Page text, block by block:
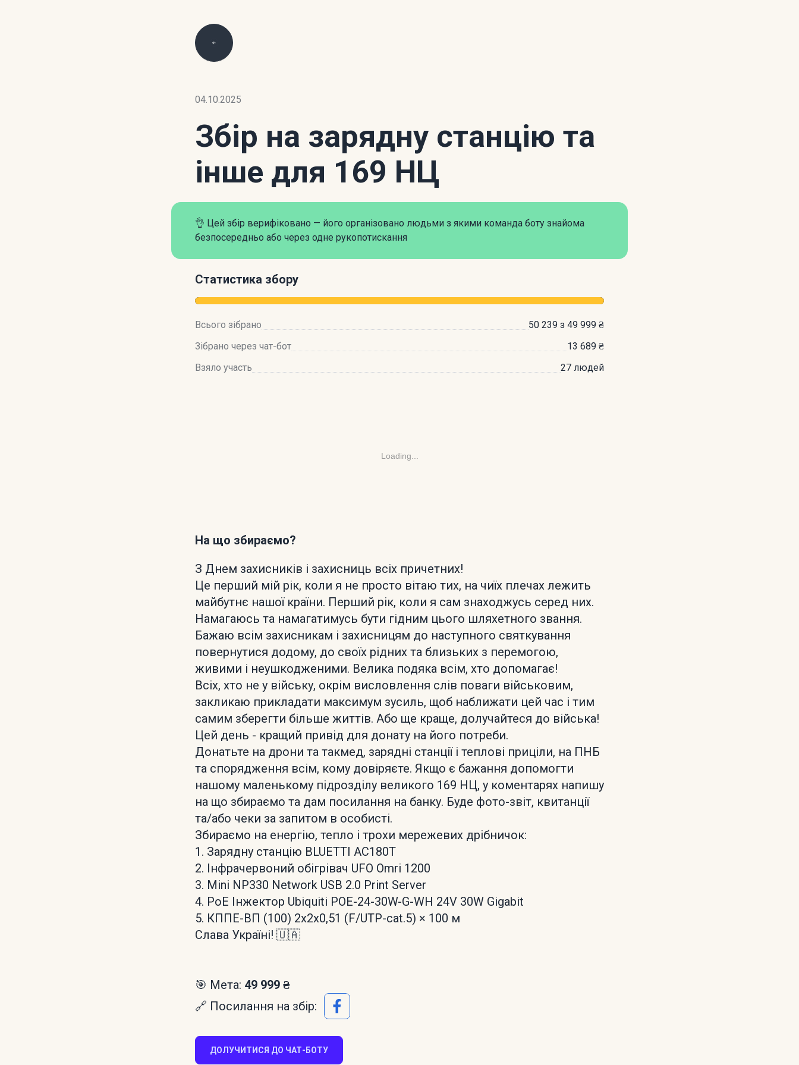
04.10.2025
Збір на зарядну станцію та
інше для 169 НЦ
👌 Цей збір верифіковано — його організовано людьми з якими команда боту знайома
безпосередньо або через одне рукопотискання
Статистика збору
Всього зібрано
50 239 з 49 999 ₴
Зібрано через чат-бот
13 689 ₴
Взяло участь
27 людей
Loading...
На що збираємо?
З Днем захисників і захисниць всіх причетних!
Це перший мій рік, коли я не просто вітаю тих, на чиїх плечах лежить
майбутнє нашої країни. Перший рік, коли я сам знаходжусь серед них.
Намагаюсь та намагатимусь бути гідним цього шляхетного звання.
Бажаю всім захисникам і захисницям до наступного святкування
повернутися додому, до своїх рідних та близьких з перемогою,
живими і неушкодженими. Велика подяка всім, хто допомагає!
Всіх, хто не у війську, окрім висловлення слів поваги військовим,
закликаю прикладати максимум зусиль, щоб наближати цей час і тим
самим зберегти більше життів. Або ще краще, долучайтеся до війська!
Цей день - кращий привід для донату на його потреби.
Донатьте на дрони та такмед, зарядні станції і теплові приціли, на ПНБ
та спорядження всім, кому довіряєте. Якщо є бажання допомогти
нашому маленькому підрозділу великого 169 НЦ, у коментарях напишу
на що збираємо та дам посилання на банку. Буде фото-звіт, квитанції
та/або чеки за запитом в особисті.
Збираємо на енергію, тепло і трохи мережевих дрібничок:
1. Зарядну станцію BLUETTI AC180T
2. Інфрачервоний обігрівач UFO Omri 1200
3. Mini NP330 Network USB 2.0 Print Server
4. PoE Інжектор Ubiquiti POE-24-30W-G-WH 24V 30W Gigabit
5. КППЕ-ВП (100) 2х2х0,51 (F/UTP-cat.5) × 100 м
Слава Україні! 🇺🇦
🎯 Мета: 49 999 ₴
🔗 Посилання на збір:
ДОЛУЧИТИСЯ ДО ЧАТ-БОТУ